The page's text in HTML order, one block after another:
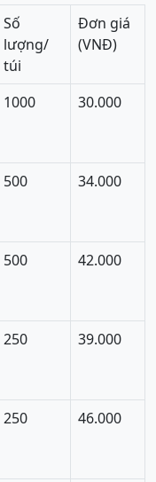
Số
lượng/
túi
Đơn giá
(VNĐ)
1000 30.000
500 34.000
500 42.000
250 39.000
250 46.000